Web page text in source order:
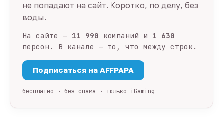
не попадают на сайт. Коротко, по делу, без
воды.
На сайте — 11 990 компаний и 1 630
персон. В канале — то, что между строк.
Подписаться на AFFPAPA
бесплатно · без спама · только iGaming